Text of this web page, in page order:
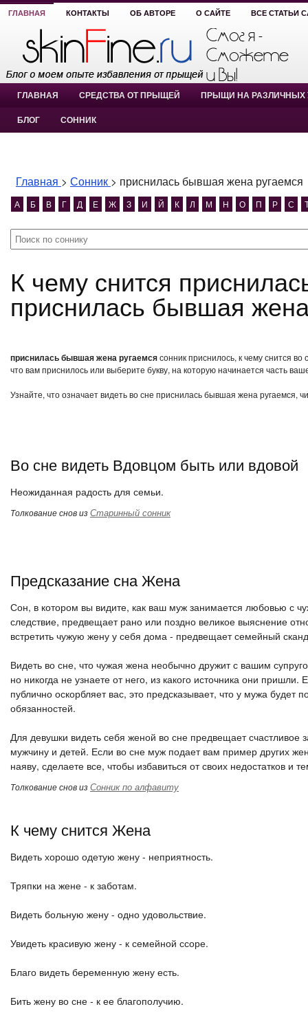
ГЛАВНАЯ КОНТАКТЫ ОБ АВТОРЕ О САЙТЕ ВСЕ СТАТЬИ
ГЛАВНАЯ СРЕДСТВА ОТ ПРЫЩЕЙ ПРЫЩИ НА РАЗЛИЧНЫХ
БЛОГ СОННИК
Главная > Сонник > приснилась бывшая жена ругаемся
А Б В Г Д Е Ж З И Й К Л М Н О П Р С
К чему снится приснилась бывшая жена ругаемся?
приснилась бывшая
приснилась бывшая жена ругаемсясонник приснилось, к чему снится
что вам приснилось или выберите букву, на которую начинается часть
Узнайте, что означает видеть во сне приснилась бывшая жена ругаемся,
Во сне видеть Вдовцом быть или вдовой
Неожиданная радость для семьи.
Толкование снов изСтаринный сонник
Предсказание сна Жена
Сон, в котором вы видите, как ваш муж занимается любовью с
следствие, предвещает рано или поздно великое выяснение
встретить чужую жену у себя дома - предвещает семейный
Видеть во сне, что чужая жена необычно дружит с вашим
но никогда не узнаете от него, из какого источника они
публично оскорбляет вас, это предсказывает, что у мужа
обязанностей.
Для девушки видеть себя женой во сне предвещает
мужчину и детей. Если во сне муж подает вам пример других
наяву, сделаете все, чтобы избавиться от своих недостатков
Толкование снов изСонник по алфавиту
К чему снится Жена
Видеть хорошо одетую жену - неприятность.
Тряпки на жене - к заботам.
Видеть больную жену - одно удовольствие.
Увидеть красивую жену - к семейной ссоре.
Благо видеть беременную жену есть.
Бить жену во сне - к ее благополучию.